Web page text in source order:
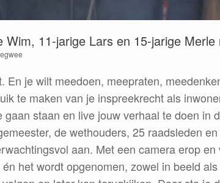
Wim, 11-jarige Lars en 15-jarige Merle
En je wilt meedoen, meepraten,
te maken van je inspreekrecht als
staan en live jouw verhaal te doen in
de wethouders, 25 raadsleden
aan. Met een camera erop en
het wordt opgenomen, zowel in beeld